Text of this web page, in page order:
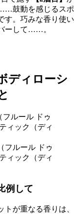
鼓動を感じるスポ
す。巧みな香り使い
ーして……。
ディローシ
フルール ドゥ
ィック（ディ
例して
が重なる香りは、